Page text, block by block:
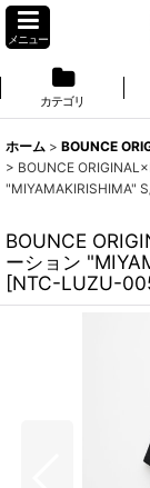
メニュー
カテゴリ
ホーム > BOUNCE
> BOUNCE
"MIYAMAKIRISHIMA"
BOUNCE
ーション
[NTC-LUZU-